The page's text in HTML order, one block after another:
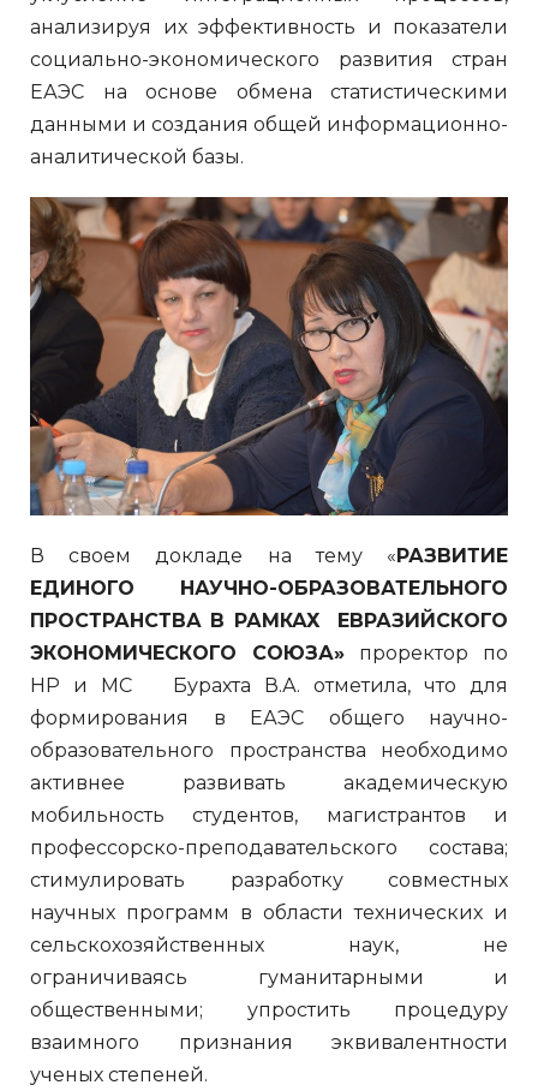
анализируя их эффективность и показатели
социально-экономического развития стран
ЕАЭС на основе обмена статистическими
данными и создания общей информационно-
аналитической базы.
В своем докладе на тему «РАЗВИТИЕ
ЕДИНОГО НАУЧНО-ОБРАЗОВАТЕЛЬНОГО
ПРОСТРАНСТВА В РАМКАХ ЕВРАЗИЙСКОГО
ЭКОНОМИЧЕСКОГО СОЮЗА» проректор по
НР и МС Бурахта В.А. отметила, что для
формирования в ЕАЭС общего научно-
образовательного пространства необходимо
активнее развивать академическую
мобильность студентов, магистрантов и
профессорско-преподавательского состава;
стимулировать разработку совместных
научных программ в области технических и
сельскохозяйственных наук, не
ограничиваясь гуманитарными и
общественными; упростить процедуру
взаимного признания эквивалентности
ученых степеней.